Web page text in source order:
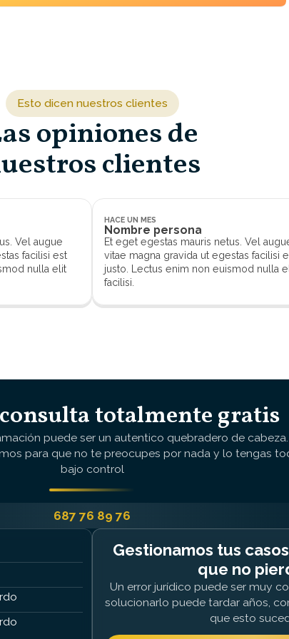
Esto dicen nuestros clientes
opiniones de
clientes
Vel augue
facilisi est
nulla elit
HACE UN MES
Nombre persona
Et eget egestas mauris netus. Vel
vitae magna gravida ut egestas facilisi
justo. Lectus enim non euismod nulla
facilisi.
totalmente gratis
puede ser un autentico quebradero de cabeza.
para que no te preocupes por nada y lo tengas
bajo control
687 76 89 76
Gestionamos tus
que no
Un error jurídico puede ser muy
solucionarlo puede tardar años,
que esto